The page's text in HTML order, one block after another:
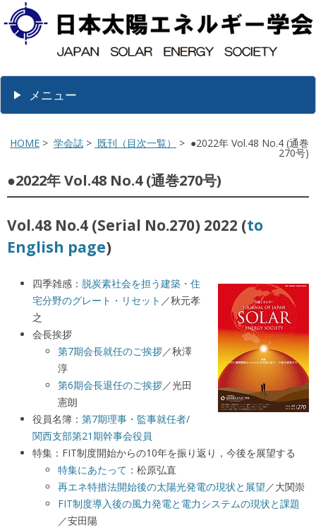
メニュー
HOME > 学会誌 > 既刊（目次一覧） > ●2022年 Vol.48 No.4 (通巻
270号)
●2022年 Vol.48 No.4 (通巻270号)
Vol.48 No.4 (Serial No.270) 2022 (to
English page)
四季雑感： 脱炭素社会を担う建築・住
宅分野のグレート・リセット ／秋元孝
之
会長挨拶
第7期会長就任のご挨拶／秋澤
淳
第6期会長退任のご挨拶／光田
憲朗
役員名簿： 第7期理事・監事就任者/
関西支部第21期幹事会役員
特集：FIT制度開始からの10年を振り返り，今後を展望する
特集にあたって ：松原弘直
再エネ特措法開始後の太陽光発電の現状と展望／大関崇
FIT制度導入後の風力発電と電力システムの現状と課題
／安田陽